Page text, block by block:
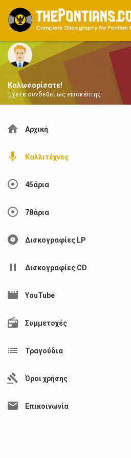
Καλωσορίσατε!
Έχετε συνδεθεί ως επισκέπτης
home Αρχική
mic Καλλιτέχνες
adjust 45άρια
adjust 78άρια
album Δισκογραφίες LP
pause Δισκογραφίες CD
movie YouTube
radio Συμμετοχές
list Τραγούδια
gavel Όροι χρήσης
mail Επικοινωνία